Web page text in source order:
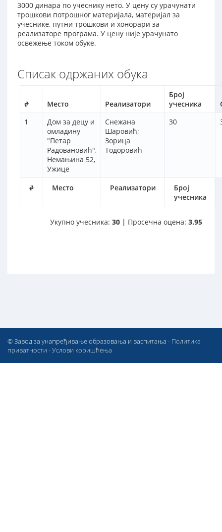
3000 динара по учеснику нето. У цену су урачунати
трошкови потрошног материјала, материјал за
учеснике, путни трошкови и хонорари за
реализаторе програма. У цену није урачунато
освежење током обуке.
Списак одржаних обука
# Место Реализатори
Број
учесника
# Место Реализатори
Број
учесника
1
Дом за децу и
омладину
"Петар
Радовановић",
Немањина 52,
Ужице
Снежана
Шаровић;
Зорица
Тодоровић
30
Укупно учесника: 30 | Просечна оцена: 3.95
© Завод за унапређивање образовања и васпитања - Политика
приватности -Услови коришћења